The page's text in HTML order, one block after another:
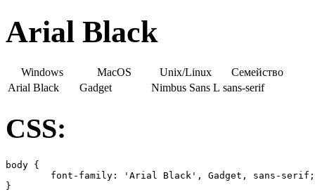
Arial Black
Windows MacOS Unix/Linux
Семейство
Arial Black
Gadget Nimbus Sans L sans-serif
CSS:
body {
}